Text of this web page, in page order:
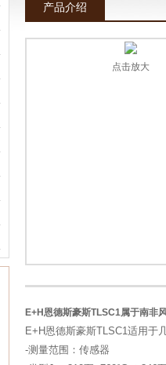
产品介绍
点击放大
E+H恩德斯豪斯TLSC1属于南非
E+H恩德斯豪斯TLSC1适用于
-测量范围：传感器